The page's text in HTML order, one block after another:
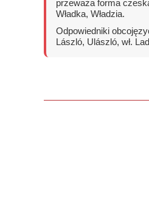
przeważa forma
Władka, Władzia.
Odpowiedniki
László, Ulászló, wł.